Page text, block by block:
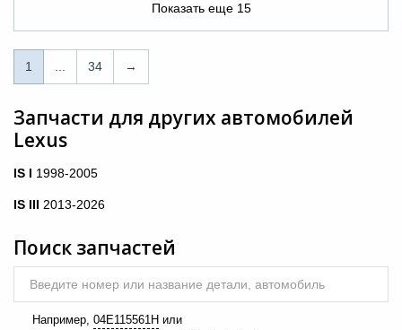
Показать еще 15
1
34
→
1 34 →
Запчасти для других автомобилей
Lexus
IS I 1998-2005
IS III 2013-2026
Поиск запчастей
Введите номер или название детали, автомобиль
Например, 04E115561H или